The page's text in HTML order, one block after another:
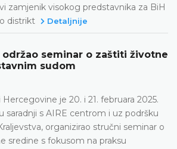
zamjenik visokog predstavnika za BiH
distrikt
Detaljnije
održao seminar o zaštiti životne
sudom
je 20. i 21. februara 2025.
saradnji s AIRE centrom i uz podršku
organizirao stručni seminar o
sredine s fokusom na praksu